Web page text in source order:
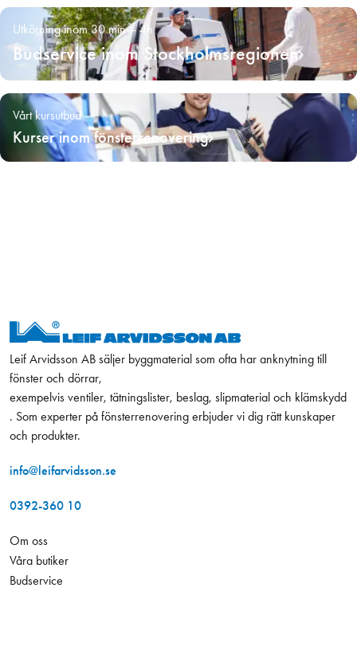
Utkörning inom 30 min – 4h
Budservice inom Stockholmsregionen
Vårt kursutbud
Kurser inom fönsterrenovering
Leif Arvidsson AB säljer byggmaterial som ofta har anknytning till
fönster och dörrar,
exempelvis ventiler, tätningslister, beslag, slipmaterial och klämskydd
. Som experter på fönsterrenovering erbjuder vi dig rätt kunskaper
och produkter.
info@leifarvidsson.se
0392-360 10
Om oss
Våra butiker
Budservice